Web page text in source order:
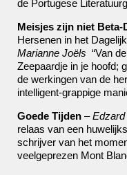
de Portugese
Meisjes zijn niet Beta-
Hersenen in het
Marianne Joëls “Van
Zeepaardje in je hoofd;
de werkingen van de
intelligent-grappige
Goede Tijden –Edzard
relaas van een
schrijver van het
veelgeprezen Mont